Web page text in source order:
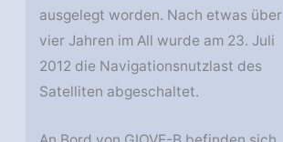
ausgelegt worden. Nach etwas über
vier Jahren im All wurde am 23. Juli
2012 die Navigationsnutzlast des
Satelliten abgeschaltet.